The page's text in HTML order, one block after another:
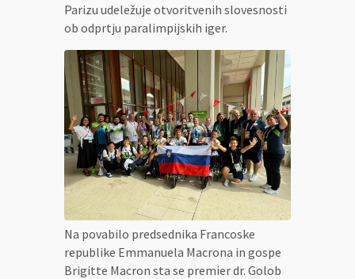
Parizu udeležuje otvoritvenih slovesnosti
ob odprtju paralimpijskih iger.
Na povabilo predsednika Francoske
republike Emmanuela Macrona in gospe
Brigitte Macron sta se premier dr. Golob